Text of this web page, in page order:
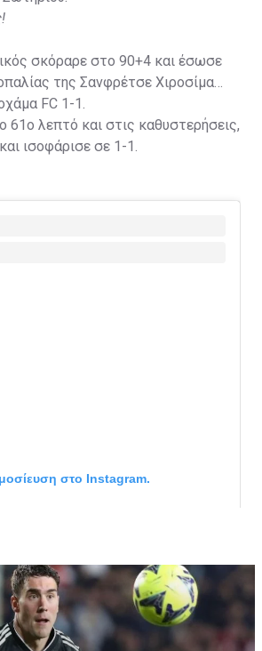
σκόραρε στο 90+4 και έσωσε
της Σανφρέτσε Χιροσίμα
FC 1-1.
λεπτό και στις καθυστερήσεις,
ισοφάρισε σε 1-1.
στο Instagram.